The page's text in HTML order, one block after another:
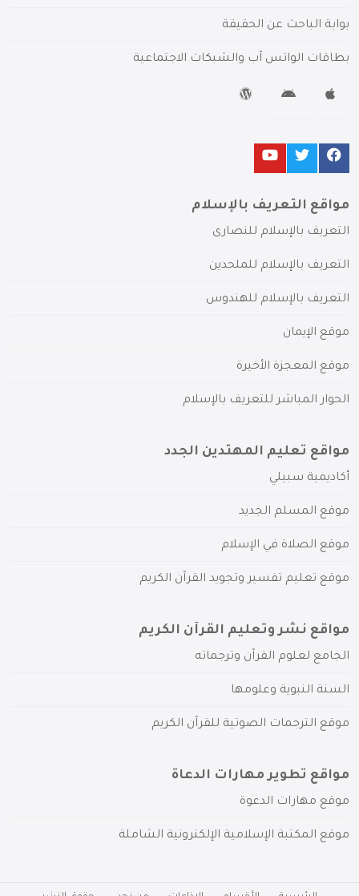
بوابة الباحث عن الحقيقة
بطاقات الواتس آب والشبكات الاجتماعية
مواقع التعريف بالإسلام
التعريف بالإسلام للنصارى
التعريف بالإسلام للملحدين
التعريف بالإسلام للهندوس
موقع الإيمان
موقع المعجزة الأخيرة
الحوار المباشر للتعريف بالإسلام
مواقع تعليم المهتدين الجدد
أكاديمية سبيلي
موقع المسلم الجديد
موقع الصلاة في الإسلام
موقع تعليم تفسير وتجويد القرآن الكريم
مواقع نشر وتعليم القرآن الكريم
الجامع لعلوم القرآن وترجماته
السنة النبوية وعلومها
موقع الترجمات الصوتية للقرآن الكريم
مواقع تطوير مهارات الدعاة
موقع مهارات الدعوة
موقع المكتبة الإسلامية الإلكترونية الشاملة